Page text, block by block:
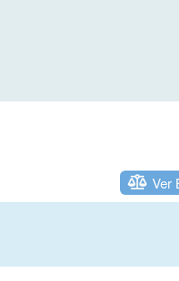
Ver